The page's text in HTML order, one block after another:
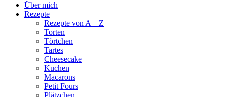
Über mich
Rezepte
Rezepte von A – Z
Torten
Törtchen
Tartes
Cheesecake
Kuchen
Macarons
Petit Fours
Plätzchen